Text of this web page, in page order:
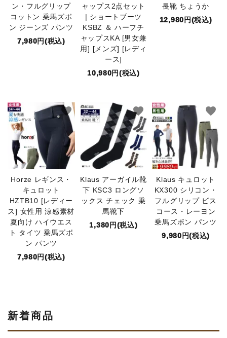
ン・フルグリップ
コットン 乗馬ズボ
ン ジーンズ パンツ
7,980円(税込)
ャップス2点セット
| ショートブーツ
KSBZ ＆ ハーフチ
ャップスKA [男女兼
用] [メンズ] [レディ
ース]
10,980円(税込)
長靴 ちょうか
12,980円(税込)
Horze レギンス・
キュロット
HZTB10 [レディー
ス] 女性用 涼感素材
夏向け ハイウエス
ト タイツ 乗馬ズボ
ン パンツ
7,980円(税込)
favorite
Klaus アーガイル靴
下 KSC3 ロングソ
ックス チェック 乗
馬靴下
1,380円(税込)
favorite
Klaus キュロット
KX300 シリコン・
フルグリップ ビス
コース・レーヨン
乗馬ズボン パンツ
9,980円(税込)
favorite
新着商品